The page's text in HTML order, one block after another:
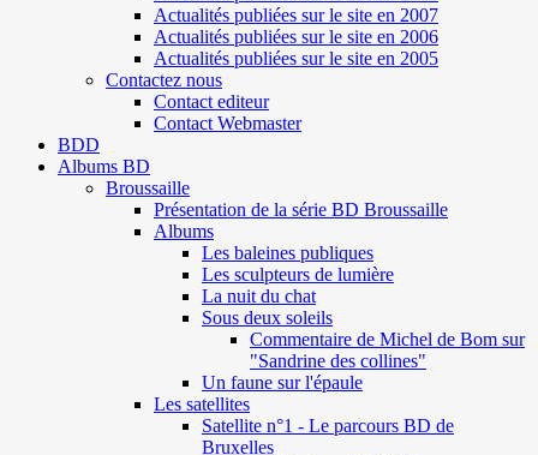
Actualités publiées sur le site en 2007
Actualités publiées sur le site en 2006
Actualités publiées sur le site en 2005
Contactez nous
Contact editeur
Contact Webmaster
BDD
Albums BD
Broussaille
Présentation de la série BD Broussaille
Albums
Les baleines publiques
Les sculpteurs de lumière
La nuit du chat
Sous deux soleils
Commentaire de Michel de Bom sur
"Sandrine des collines"
Un faune sur l'épaule
Les satellites
Satellite n°1 - Le parcours BD de
Bruxelles